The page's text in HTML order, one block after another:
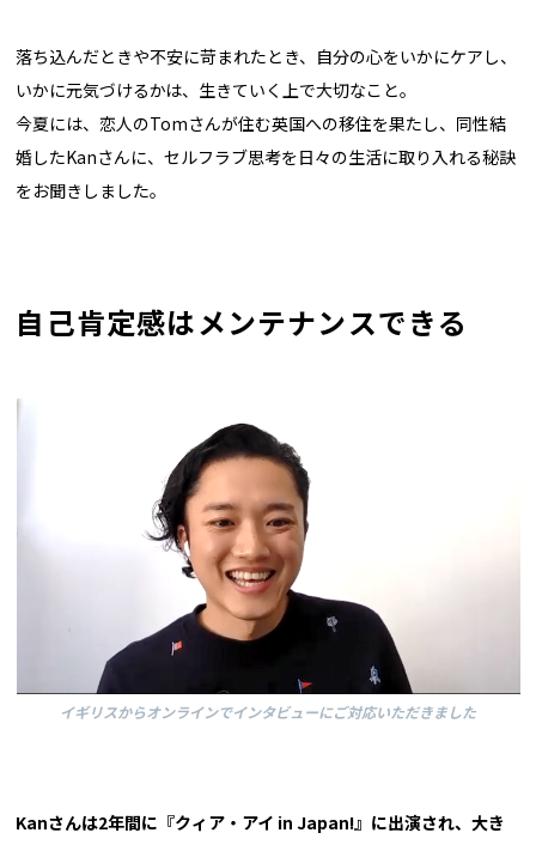
落ち込んだときや不安に苛まれたとき、自分の心をいかにケアし、
いかに元気づけるかは、生きていく上で大切なこと。
今夏には、恋人のTomさんが住む英国への移住を果たし、同性結
婚したKanさんに、セルフラブ思考を日々の生活に取り入れる秘訣
をお聞きしました。
自己肯定感はメンテナンスできる
イギリスからオンラインでインタビューにご対応いただきました
――Kanさんは2年間に『クィア・アイ in Japan!』に出演され、大き